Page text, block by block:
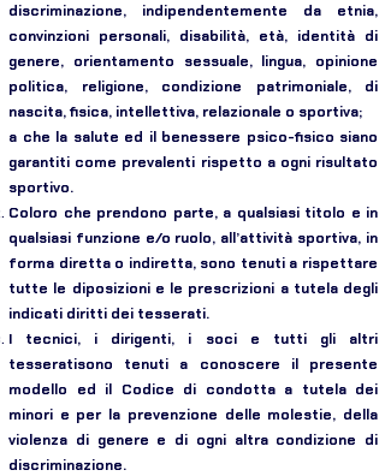
discriminazione, indipendentemente da etnia,
convinzioni personali, disabilità, età, identità di
genere, orientamento sessuale, lingua, opinione
politica, religione, condizione patrimoniale, di
nascita, fisica, intellettiva, relazionale o sportiva;
a che la salute ed il benessere psico-fisico siano
garantiti come prevalenti rispetto a ogni risultato
sportivo.
Coloro che prendono parte, a qualsiasi titolo e in
qualsiasi funzione e/o ruolo, all’attività sportiva, in
forma diretta o indiretta, sono tenuti a rispettare
tutte le diposizioni e le prescrizioni a tutela degli
indicati diritti dei tesserati.
I tecnici, i dirigenti, i soci e tutti gli altri
tesseratisono tenuti a conoscere il presente
modello ed il Codice di condotta a tutela dei
minori e per la prevenzione delle molestie, della
violenza di genere e di ogni altra condizione di
discriminazione.